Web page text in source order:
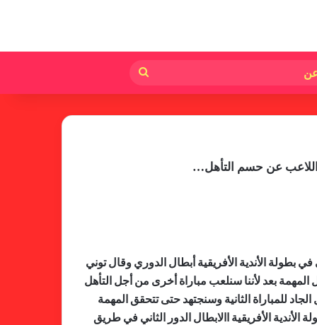
عن
اللاعب عن حسم التأهل…
بطولة الأندية الأفريقية أبطال الدوري وقال توني
بعد لأننا سنلعب مباراة أخرى من أجل التأهل
للمباراة الثانية وسنجتهد حتى تتحقق المهمة
الأفريقية االابطال الدور الثاني في طريق
خطوة مريخية جديدة بشأن الشكوى
ضد الهلال